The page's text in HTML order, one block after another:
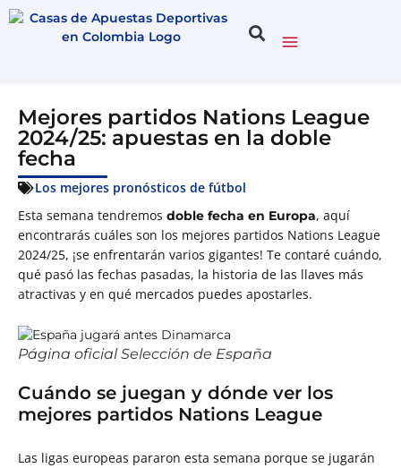
Mejores partidos Nations League
2024/25: apuestas en la doble
fecha
Los mejores pronósticos de fútbol
Esta semana tendremos doble fecha en Europa, aquí
encontrarás cuáles son los mejores partidos Nations League
2024/25, ¡se enfrentarán varios gigantes! Te contaré cuándo,
qué pasó las fechas pasadas, la historia de las llaves más
atractivas y en qué mercados puedes apostarles.
Página oficial Selección de España
Cuándo se juegan y dónde ver los
mejores partidos Nations League
Las ligas europeas pararon esta semana porque se jugarán